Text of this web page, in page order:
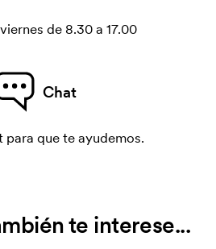
de 8.30 a 17.00
Chat
para que te ayudemos.
te interese...